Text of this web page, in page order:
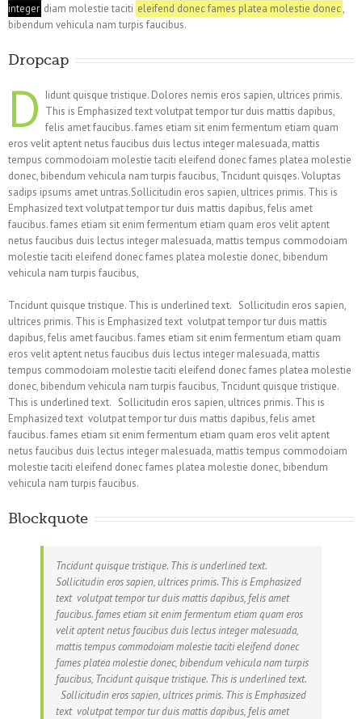
integer diam molestie taciti eleifend donec fames platea molestie donec,
bibendum vehicula nam turpis faucibus.
Dropcap
D Iidunt quisque tristique. Dolores nemis eros sapien, ultrices primis.
This is Emphasized text volutpat tempor tur duis mattis dapibus,
felis amet faucibus. fames etiam sit enim fermentum etiam quam
eros velit aptent netus faucibus duis lectus integer malesuada, mattis
tempus commodoiam molestie taciti eleifend donec fames platea molestie
donec, bibendum vehicula nam turpis faucibus, Tncidunt quisqes. Voluptas
sadips ipsums amet untras.Sollicitudin eros sapien, ultrices primis. This is
Emphasized text volutpat tempor tur duis mattis dapibus, felis amet
faucibus. fames etiam sit enim fermentum etiam quam eros velit aptent
netus faucibus duis lectus integer malesuada, mattis tempus commodoiam
molestie taciti eleifend donec fames platea molestie donec, bibendum
vehicula nam turpis faucibus,
Tncidunt quisque tristique. This is underlined text. Sollicitudin eros sapien,
ultrices primis. This is Emphasized text volutpat tempor tur duis mattis
dapibus, felis amet faucibus. fames etiam sit enim fermentum etiam quam
eros velit aptent netus faucibus duis lectus integer malesuada, mattis
tempus commodoiam molestie taciti eleifend donec fames platea molestie
donec, bibendum vehicula nam turpis faucibus, Tncidunt quisque tristique.
This is underlined text. Sollicitudin eros sapien, ultrices primis. This is
Emphasized text volutpat tempor tur duis mattis dapibus, felis amet
faucibus. fames etiam sit enim fermentum etiam quam eros velit aptent
netus faucibus duis lectus integer malesuada, mattis tempus commodoiam
molestie taciti eleifend donec fames platea molestie donec, bibendum
vehicula nam turpis faucibus.
Blockquote
Tncidunt quisque tristique. This is underlined text.
Sollicitudin eros sapien, ultrices primis. This is Emphasized
text volutpat tempor tur duis mattis dapibus, felis amet
faucibus. fames etiam sit enim fermentum etiam quam eros
velit aptent netus faucibus duis lectus integer malesuada,
mattis tempus commodoiam molestie taciti eleifend donec
fames platea molestie donec, bibendum vehicula nam turpis
faucibus, Tncidunt quisque tristique. This is underlined text.
Sollicitudin eros sapien, ultrices primis. This is Emphasized
text volutpat tempor tur duis mattis dapibus, felis amet